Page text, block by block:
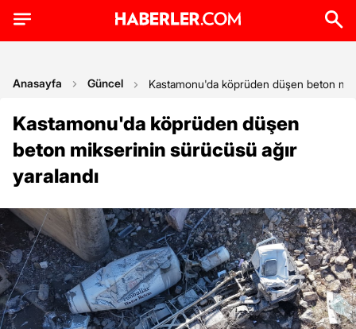
Anasayfa Güncel Kastamonu'da köprüden düşen beton
Kastamonu'da köprüden düşen
beton mikserinin sürücüsü ağır
yaralandı